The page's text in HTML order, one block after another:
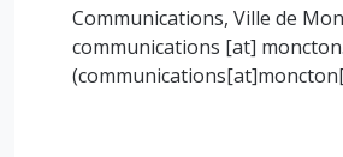
Communications, Ville de
communications [at]